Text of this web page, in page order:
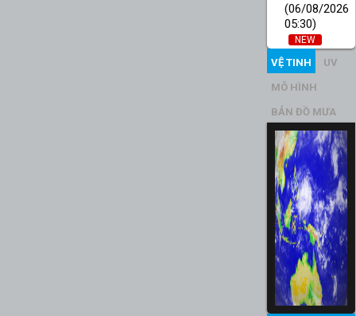
(06/08/2026
05:30)
NEW
VỆ TINH UV
MÔ HÌNH
BẢN ĐỒ MƯA